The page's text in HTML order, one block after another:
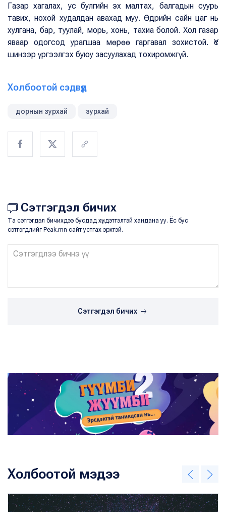
Газар хагалах, ус булгийн эх малтах, балгадын суурь
тавих, нохой худалдан авахад муу. Өдрийн сайн цаг нь
хулгана, бар, туулай, морь, хонь, тахиа болой. Хол газар
яваар одогсод урагшаа мөрөө гаргавал зохистой. Үс
шинээр үргээлгэх буюу засуулахад тохиромжгүй.
Холбоотой сэдвүүд
дорнын зурхай зурхай
Сэтгэгдэл бичих
Та сэтгэгдэл бичихдээ бусдад хүндэтгэлтэй хандана уу. Ёс бус
сэтгэгдлийг Peak.mn сайт устгах эрхтэй.
Сэтгэгдэл бичих
Холбоотой мэдээ